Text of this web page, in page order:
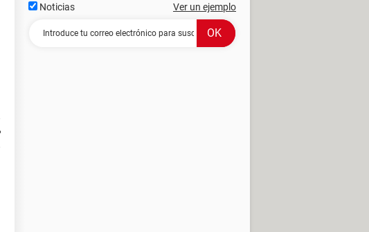
Noticias Ver un ejemplo